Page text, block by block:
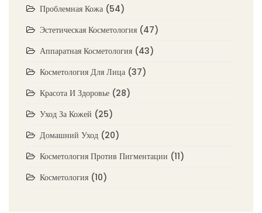
Проблемная Кожа (54)
Эстетическая Косметология (47)
Аппаратная Косметология (43)
Косметология Для Лица (37)
Красота И Здоровье (28)
Уход За Кожей (25)
Домашний Уход (20)
Косметология Против Пигментации (11)
Косметология (10)